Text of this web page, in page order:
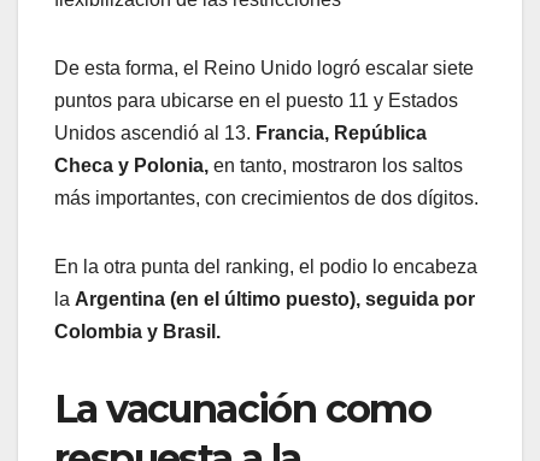
De esta forma, el Reino Unido logró escalar siete
puntos para ubicarse en el puesto 11 y Estados
Unidos ascendió al 13. Francia, República
Checa y Polonia, en tanto, mostraron los saltos
más importantes, con crecimientos de dos dígitos.
En la otra punta del ranking, el podio lo encabeza
la Argentina (en el último puesto), seguida por
Colombia y Brasil.
La vacunación como